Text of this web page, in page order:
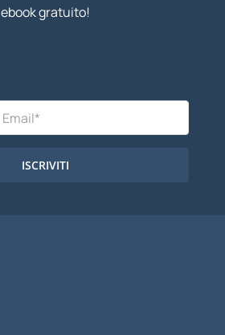
ebook gratuito!
ISCRIVITI